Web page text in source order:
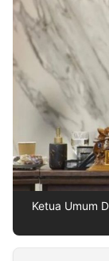
Partner
Insight
NTB
Suara
Time
Lens
IDN
Daily
Jogja
Jalan
Rakyat
Idealita
News
Kita
Notice
Dinamikapost.com
Radar
Baru
Seedbacklink
Follow
Kabarbaru
Ketua Umum